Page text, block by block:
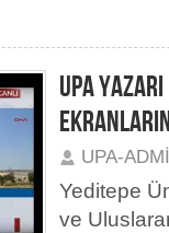
UPA
UPA-
Yeditepe
ve